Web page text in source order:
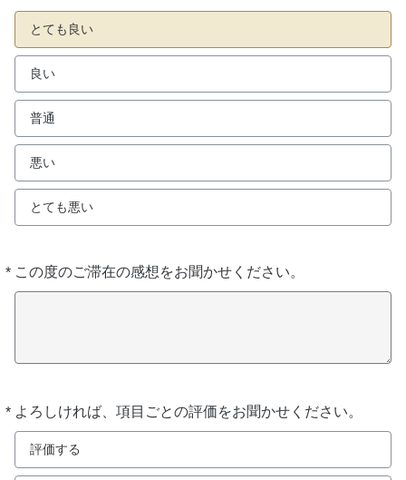
須
とても良い
良い
普通
悪い
とても悪い
* この度のご滞在の感想をお聞かせください。
必
須
* よろしければ、項目ごとの評価をお聞かせください。
必
須
評価する